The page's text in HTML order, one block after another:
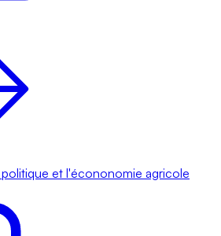
politique et l'écononomie agricole